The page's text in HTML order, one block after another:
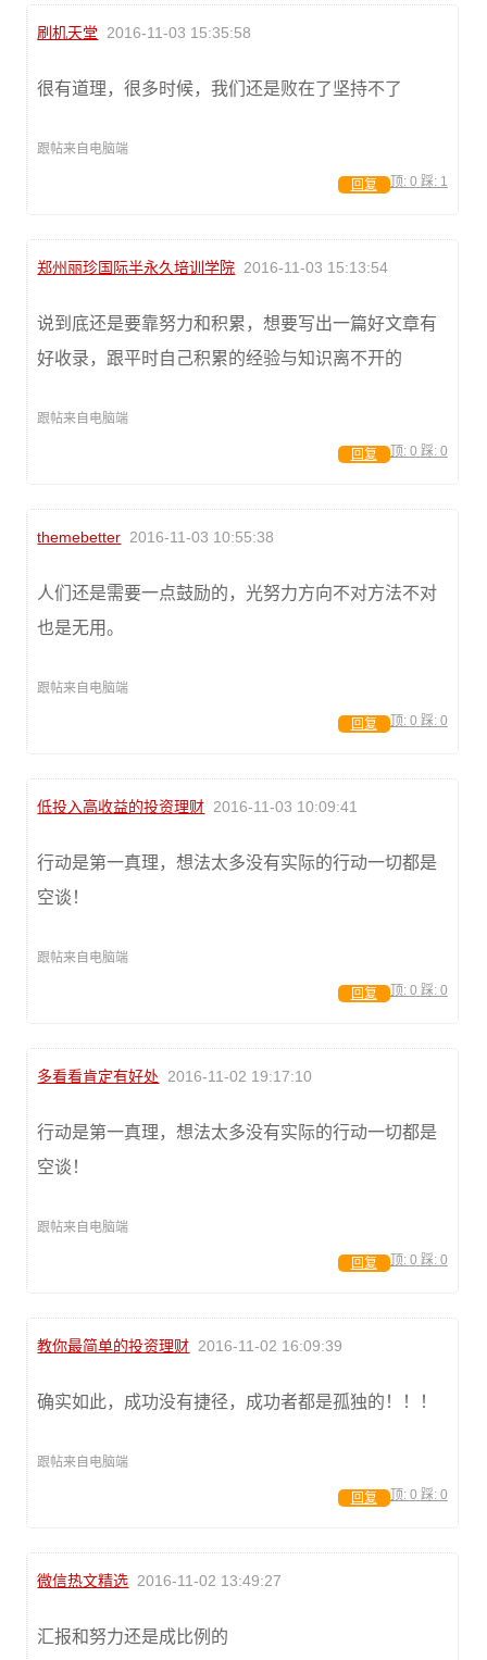
刷机天堂 2016-11-03 15:35:58
很有道理，很多时候，我们还是败在了坚持不了
跟帖来自电脑端
顶: 0 踩: 1
回复
郑州丽珍国际半永久培训学院 2016-11-03 15:13:54
说到底还是要靠努力和积累，想要写出一篇好文章有
好收录，跟平时自己积累的经验与知识离不开的
跟帖来自电脑端
顶: 0 踩: 0
回复
themebetter 2016-11-03 10:55:38
人们还是需要一点鼓励的，光努力方向不对方法不对
也是无用。
跟帖来自电脑端
顶: 0 踩: 0
回复
低投入高收益的投资理财 2016-11-03 10:09:41
行动是第一真理，想法太多没有实际的行动一切都是
空谈！
跟帖来自电脑端
顶: 0 踩: 0
回复
多看看肯定有好处 2016-11-02 19:17:10
行动是第一真理，想法太多没有实际的行动一切都是
空谈！
跟帖来自电脑端
顶: 0 踩: 0
回复
教你最简单的投资理财 2016-11-02 16:09:39
确实如此，成功没有捷径，成功者都是孤独的！！！
跟帖来自电脑端
顶: 0 踩: 0
回复
微信热文精选 2016-11-02 13:49:27
汇报和努力还是成比例的